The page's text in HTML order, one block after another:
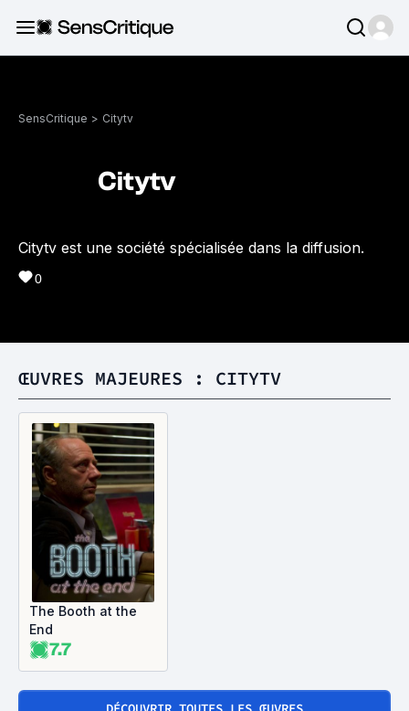
SensCritique > Citytv
Citytv
Citytv est une société spécialisée dans la diffusion.
0
ŒUVRES MAJEURES : CITYTV
The Booth at the
End
7.7